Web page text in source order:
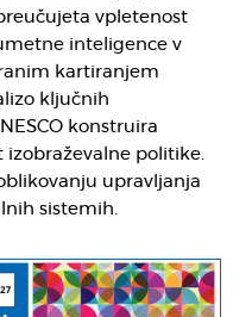
vpletenost
inteligence v
kartiranjem
ključnih
konstruira
politike.
upravljanja
sistemih.